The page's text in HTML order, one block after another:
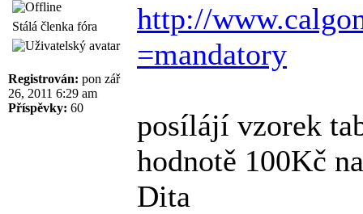
Stálá členka fóra
Registrován: pon zář
26, 2011 6:29 am
Příspěvky: 60
http://
=mandatory
posílájí vzorek
hodnotě 100Kč
Dita